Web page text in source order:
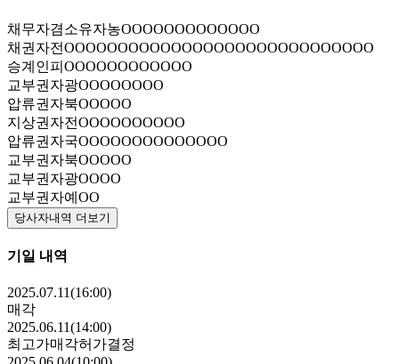
채무자겸소유자농OOOOOOOOOOOOO
채권자전OOOOOOOOOOOOOOOOOOOOOOOOOOOOO
승계인피OOOOOOOOOOOO
교부권자광OOOOOOOO
압류권자북OOOOO
지상권자전OOOOOOOOOO
압류권자국OOOOOOOOOOOOOO
교부권자북OOOOO
교부권자광OOOO
교부권자예OO
당사자내역 더보기
기일 내역
2025.07.11(16:00)
매각
2025.06.11(14:00)
최고가매각허가결정